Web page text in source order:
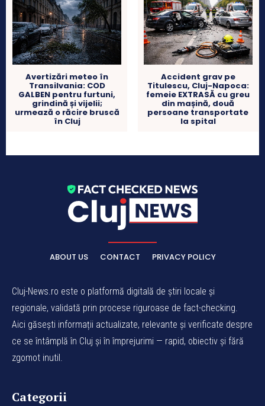
Avertizări meteo în
Transilvania: COD
GALBEN pentru furtuni,
grindină și vijelii;
urmează o răcire bruscă
în Cluj
Accident grav pe
Titulescu, Cluj-Napoca:
femeie EXTRASĂ cu greu
din mașină, două
persoane transportate
la spital
ABOUT US CONTACT PRIVACY POLICY
Cluj-News.ro este o platformă digitală de știri locale și
regionale, validată prin procese riguroase de fact-checking.
Aici găsești informații actualizate, relevante și verificate despre
ce se întâmplă în Cluj și în împrejurimi — rapid, obiectiv și fără
zgomot inutil.
Categorii